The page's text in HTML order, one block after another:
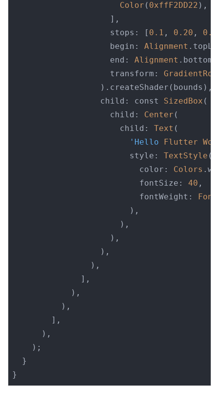
Color ( 0xffF2DD22 ),
                    ],
                    stops: [
0.1 , 0.20 ,
                    begin:
Alignment
                    end:
Alignment
                    transform:
                  ).createShader(bounds),
                  child: const
SizedBox (
                    child:
Center (
                      child:
Text (
'Hello
Flutter
                        style:
TextStyle (
                          color:
Colors
                          fontSize:
40 ,
                          fontWeight:
                        ),
                      ),
                    ),
                  ),
                ),
              ],
            ),
          ),
        ],
      ),
    );
  }
}